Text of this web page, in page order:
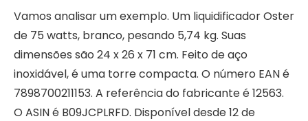
Vamos analisar um exemplo. Um liquidificador Oster
de 75 watts, branco, pesando 5,74 kg. Suas
dimensões são 24 x 26 x 71 cm. Feito de aço
inoxidável, é uma torre compacta. O número EAN é
7898700211153. A referência do fabricante é 12563.
O ASIN é B09JCPLRFD. Disponível desde 12 de